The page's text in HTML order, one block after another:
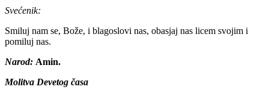
Svećenik:
Smiluj nam se, Bože, i blagoslovi nas, obasjaj nas licem svojim i
pomiluj nas.
Narod: Amin.
Molitva Devetog časa